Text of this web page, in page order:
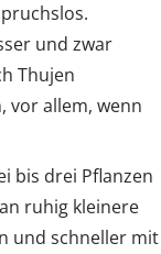
und zwar
Thujen
vor allem, wenn
bis drei Pflanzen
ruhig kleinere
und schneller mit